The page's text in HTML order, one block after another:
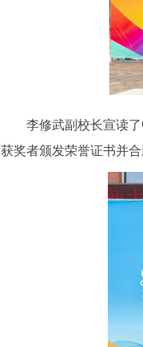
李修武副校长宣读了
获奖者颁发荣誉证书并合